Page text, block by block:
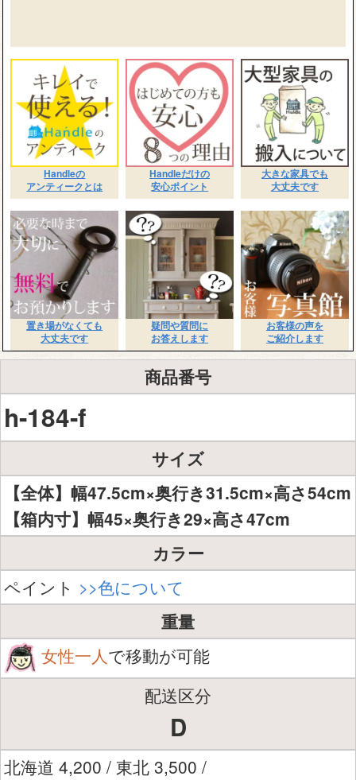
Handleの
アンティークとは
Handleだけの
安心ポイント
大きな家具でも
大丈夫です
置き場がなくても
大丈夫です
疑問や質問に
お答えします
お客様の声を
ご紹介します
商品番号
h-184-f
サイズ
【全体】幅47.5cm×奥行き31.5cm×高さ54cm
【箱内寸】幅45×奥行き29×高さ47cm
カラー
ペイント >>色について
重量
女性一人で移動が可能
配送区分
D
北海道 4,200 / 東北 3,500 /